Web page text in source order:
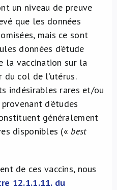
un niveau de preuve
que les données
mais ce sont
données d’étude
la vaccination sur la
du col de l’utérus.
indésirables rares et/ou
d’études
généralement
disponibles (« best
de ces vaccins, nous
12.1.1.11. du